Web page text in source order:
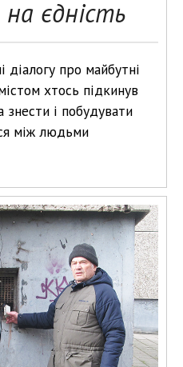
єдність
про майбутні
хтось підкинув
і побудувати
між людьми